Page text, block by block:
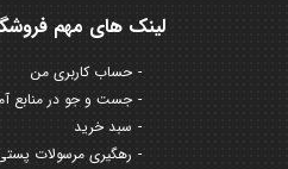
لینک های مهم
حساب کاربری من
جست و جو در منابع
سبد خرید
رهگیری مرسولات